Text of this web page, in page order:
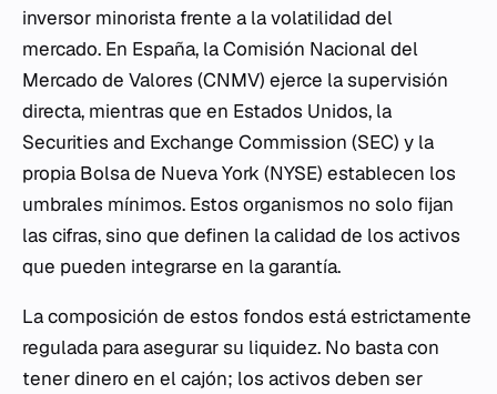
inversor minorista frente a la volatilidad del
mercado. En España, la Comisión Nacional del
Mercado de Valores (CNMV) ejerce la supervisión
directa, mientras que en Estados Unidos, la
Securities and Exchange Commission (SEC) y la
propia Bolsa de Nueva York (NYSE) establecen los
umbrales mínimos. Estos organismos no solo fijan
las cifras, sino que definen la calidad de los activos
que pueden integrarse en la garantía.
La composición de estos fondos está estrictamente
regulada para asegurar su liquidez. No basta con
tener dinero en el cajón; los activos deben ser